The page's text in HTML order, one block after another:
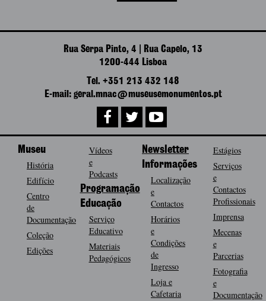
Rua Serpa Pinto, 4 | Rua Capelo, 13
1200-444 Lisboa
Tel. +351 213 432 148
E-mail: geral.mnac@museusemonumentos.pt
Museu
História
Edifício
Centro
de
Documentação
Coleção
Edições
Vídeos
e
Podcasts
Programação
Educação
Serviço
Educativo
Materiais
Pedagógicos
Newsletter
Informações
Localização
e
Contactos
Horários
e
Condições
de
Ingresso
Loja e
Cafetaria
Estágios
Serviços
e
Contactos
Profissionais
Imprensa
Mecenas
e
Parcerias
Fotografia
e
Documentação